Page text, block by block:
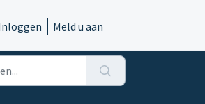
Meld u aan